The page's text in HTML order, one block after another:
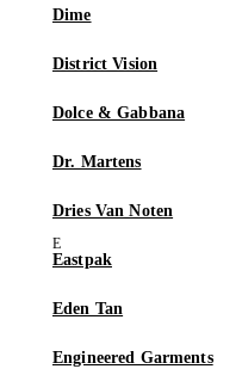
Dime
District Vision
Dolce & Gabbana
Dr. Martens
Dries Van Noten
Eastpak
Eden Tan
Engineered Garments